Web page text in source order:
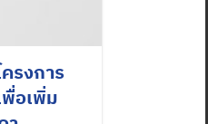
รงการ
อเพิ่ม